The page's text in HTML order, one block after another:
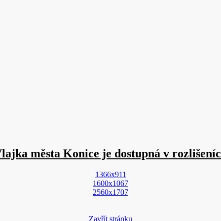
města Konice je dostupná v
1366x911
1600x1067
2560x1707
Zavřít stránku